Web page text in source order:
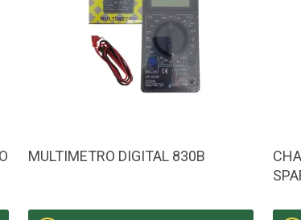
MULTIMETRO DIGITAL 830B